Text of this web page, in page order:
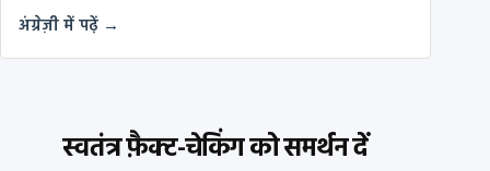
अंग्रेज़ी में पढ़ें →
स्वतंत्र फ़ैक्ट-चेकिंग को समर्थन दें